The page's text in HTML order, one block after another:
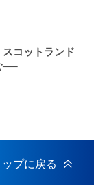
コットランド
──
ップに戻る